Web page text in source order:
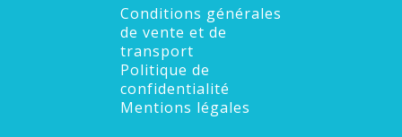
Conditions générales
de vente et de
transport
Politique de
confidentialité
Mentions légales